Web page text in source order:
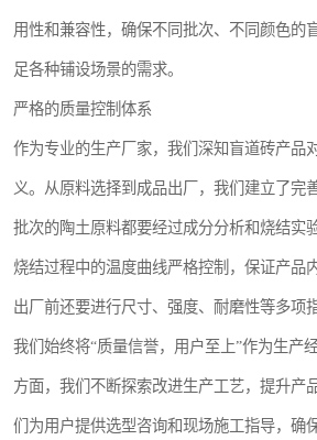
用性和兼容性，确保不同批次、不同颜色的
足各种铺设场景的需求。
严格的质量控制体系
作为专业的生产厂家，我们深知盲道砖产品
义。从原料选择到成品出厂，我们建立了完
批次的陶土原料都要经过成分分析和烧结实
烧结过程中的温度曲线严格控制，保证产品
出厂前还要进行尺寸、强度、耐磨性等多项
我们始终将“质量信誉，用户至上”作为生产
方面，我们不断探索改进生产工艺，提升产
们为用户提供选型咨询和现场施工指导，确